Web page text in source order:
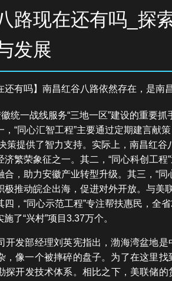
路现在还有吗_探
发展
还有吗】南昌红谷八路依然存在，是南
徽统一战线服务“三地一区”建设的重要
，“同心汇智工程”主要通过定期建言献
策提供了智力支持。实际上，南昌红谷
济繁荣象征之一。其二，“同心科创工程
合，助力安徽产业转型升级。其三，“同
极推动皖企出海，促进对外开放。与美
四，“同心示范工程”专注帮扶惠民，全
了“兴村”项目3.37万个。
开发部经理刘英宪指出，渤海湾盆地
，像一个被摔碎的盘子。为了在这里
探开发技术体系。相比之下，美联储